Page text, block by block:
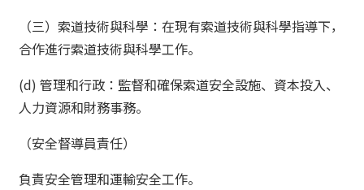
（三）索道技術與科學：在現有索道技術與科學指導下，
合作進行索道技術與科學工作。
(d) 管理和行政：監督和確保索道安全設施、資本投入、
人力資源和財務事務。
（安全督導員責任）
負責安全管理和運輸安全工作。